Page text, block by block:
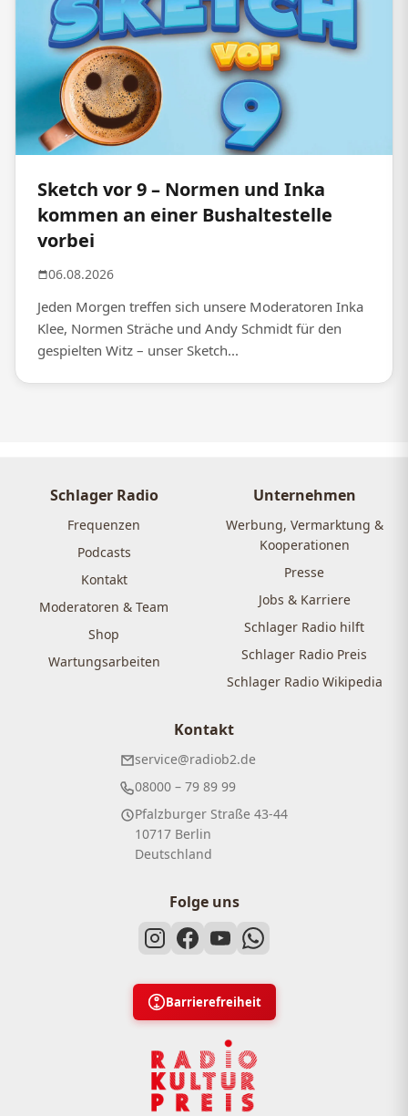
Sketch vor 9 – Normen und Inka
kommen an einer Bushaltestelle
vorbei
06.08.2026
Jeden Morgen treffen sich unsere Moderatoren Inka
Klee, Normen Sträche und Andy Schmidt für den
gespielten Witz – unser Sketch...
Schlager Radio
Frequenzen
Podcasts
Kontakt
Moderatoren & Team
Shop
Wartungsarbeiten
Unternehmen
Werbung, Vermarktung &
Kooperationen
Presse
Jobs & Karriere
Schlager Radio hilft
Schlager Radio Preis
Schlager Radio Wikipedia
Kontakt
service@radiob2.de
08000 – 79 89 99
Pfalzburger Straße 43-44
10717 Berlin
Deutschland
Folge uns
Barrierefreiheit